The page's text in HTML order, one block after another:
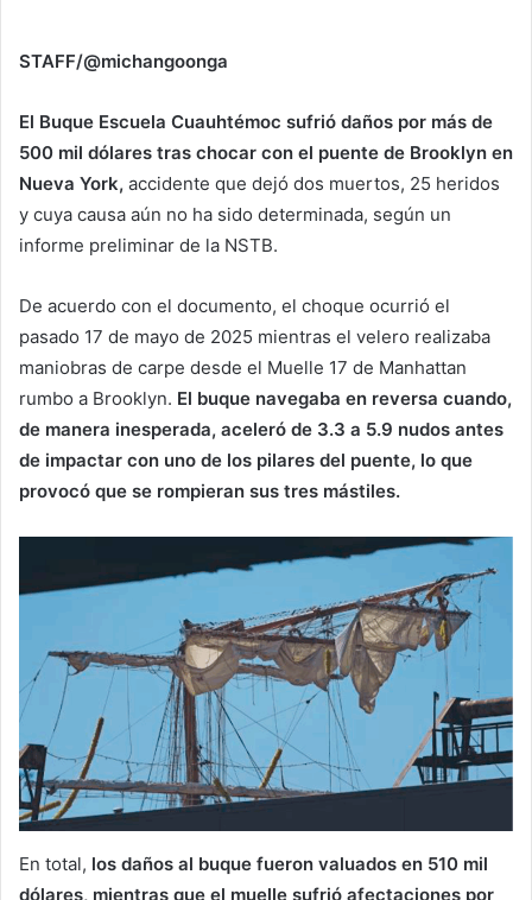
STAFF/@michangoonga
El Buque Escuela Cuauhtémoc sufrió daños por más de
500 mil dólares tras chocar con el puente de Brooklyn en
Nueva York, accidente que dejó dos muertos, 25 heridos
y cuya causa aún no ha sido determinada, según un
informe preliminar de la NSTB.
De acuerdo con el documento, el choque ocurrió el
pasado 17 de mayo de 2025 mientras el velero realizaba
maniobras de carpe desde el Muelle 17 de Manhattan
rumbo a Brooklyn. El buque navegaba en reversa cuando,
de manera inesperada, aceleró de 3.3 a 5.9 nudos antes
de impactar con uno de los pilares del puente, lo que
provocó que se rompieran sus tres mástiles.
En total, los daños al buque fueron valuados en 510 mil
dólares, mientras que el muelle sufrió afectaciones por